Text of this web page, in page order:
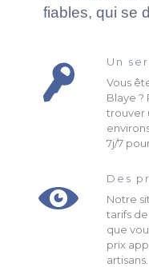
fiables, qui se
Un
Vous
Blaye
trouver
7j/7
Des
Notre
tarifs
que
prix
artisans.